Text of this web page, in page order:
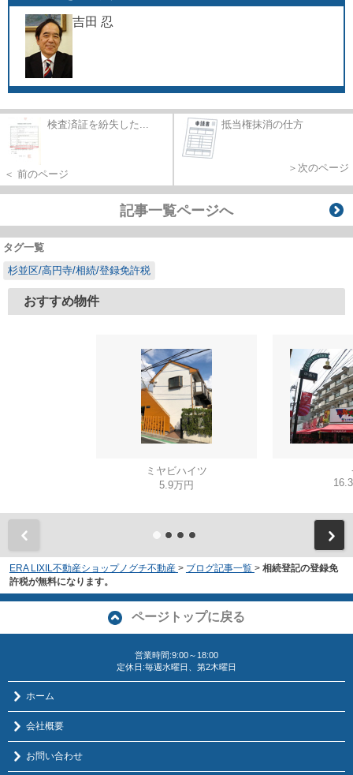
吉田 忍
検査済証を紛失した...
＜ 前のページ
抵当権抹消の仕方
＞次のページ
記事一覧ページへ
タグ一覧
杉並区/高円寺/相続/登録免許税
おすすめ物件
ミヤビハイツ
5.9万円
ERA LIXIL不動産ショップノグチ不動産 > ブログ記事一覧 > 相続登記の登録免
許税が無料になります。
ページトップに戻る
営業時間:9:00～18:00
定休日:毎週水曜日、第2木曜日
ホーム
会社概要
お問い合わせ